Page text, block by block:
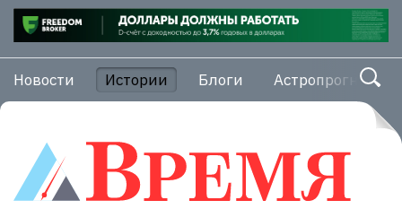
Новости Истории Блоги Астропрогноз